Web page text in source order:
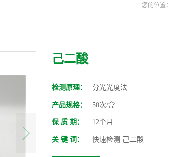
您的位置：
己二酸
检测原理： 分光光度法
产品规格： 50次/盒
保 质 期： 12个月
关 键 词： 快速检测 己二酸